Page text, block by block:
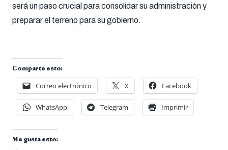
será un paso crucial para consolidar su administración y
preparar el terreno para su gobierno.
Comparte esto:
Correo electrónico X Facebook
WhatsApp Telegram Imprimir
Me gusta esto: